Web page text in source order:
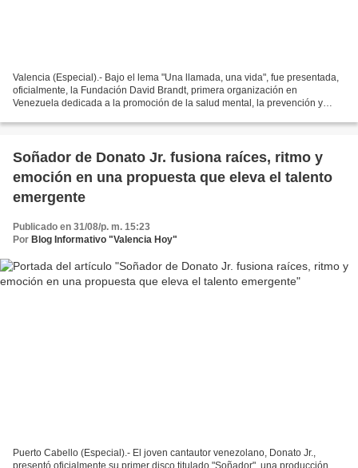
Valencia (Especial).- Bajo el lema "Una llamada, una vida", fue presentada,
oficialmente, la Fundación David Brandt, primera organización en
Venezuela dedicada a la promoción de la salud mental, la prevención y
Soñador de Donato Jr. fusiona raíces, ritmo y
emoción en una propuesta que eleva el talento
emergente
Publicado en 31/08/p. m. 15:23
Por Blog Informativo "Valencia Hoy"
Puerto Cabello (Especial).- El joven cantautor venezolano, Donato Jr.,
presentó oficialmente su primer disco titulado "Soñador", una producción